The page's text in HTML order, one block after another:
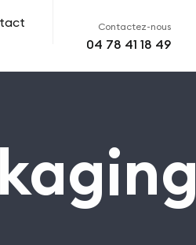
Contactez-nous
04 78 41 18 49